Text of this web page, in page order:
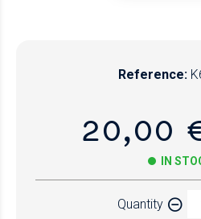
Reference:
20,00
IN
Quantity